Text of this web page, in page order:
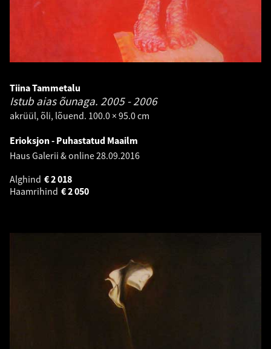
Tiina Tammetalu
Istub aias õunaga. 2005 - 2006
akrüül, õli, lõuend. 100.0 × 95.0 cm
Erioksjon - Puhastatud Maailm
Haus Galerii & online28.09.2016
Alghind
2 018
€
Haamrihind
2 050
€